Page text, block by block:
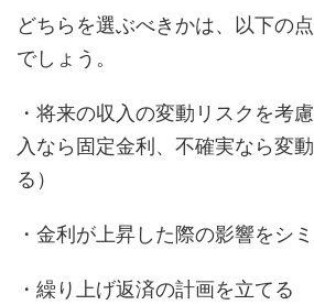
どちらを選ぶべきかは、以下の
でしょう。
・将来の収入の変動リスクを考
入なら固定金利、不確実なら変
る）
・金利が上昇した際の影響をシ
・繰り上げ返済の計画を立てる